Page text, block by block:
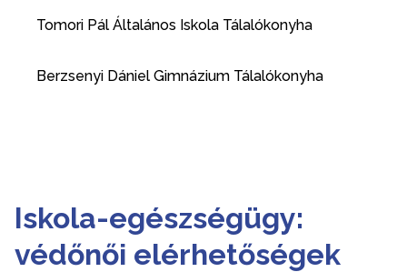
Tomori Pál Általános Iskola Tálalókonyha
Berzsenyi Dániel Gimnázium Tálalókonyha
Iskola-egészségügy:
védőnői elérhetőségek